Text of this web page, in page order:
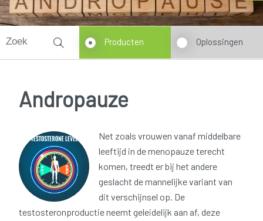
Producten Oplossingen
Andropauze
Net zoals vrouwen vanaf middelbare
leeftijd in de menopauze terecht
komen, treedt er bij het andere
geslacht de mannelijke variant van
dit verschijnsel op. De
testosteronproductie neemt geleidelijk aan af, deze